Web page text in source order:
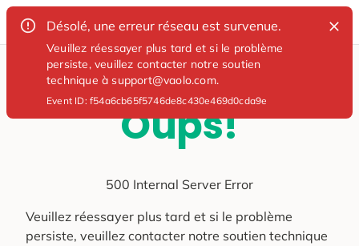
Désolé, une erreur réseau est survenue.
Veuillez réessayer plus tard et si le problème
persiste, veuillez contacter notre soutien
technique à support@vaolo.com.
Event ID:f54a6cb65f5746de8c430e469d0cda9e
Oups!
500 Internal Server Error
Veuillez réessayer plus tard et si le problème
persiste, veuillez contacter notre soutien technique